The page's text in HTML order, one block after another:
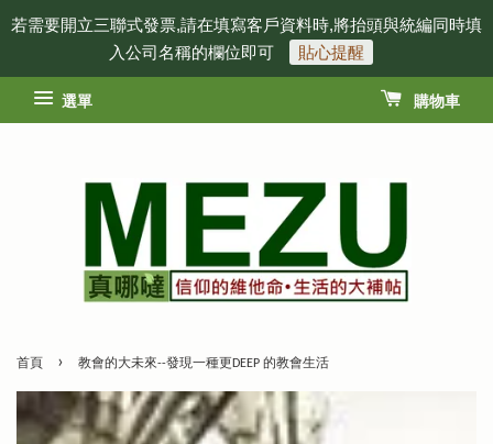
若需要開立三聯式發票,請在填寫客戶資料時,將抬頭與統編同時填
入公司名稱的欄位即可
貼心提醒
選單 購物車
首頁 › 教會的大未來--發現一種更DEEP 的教會生活